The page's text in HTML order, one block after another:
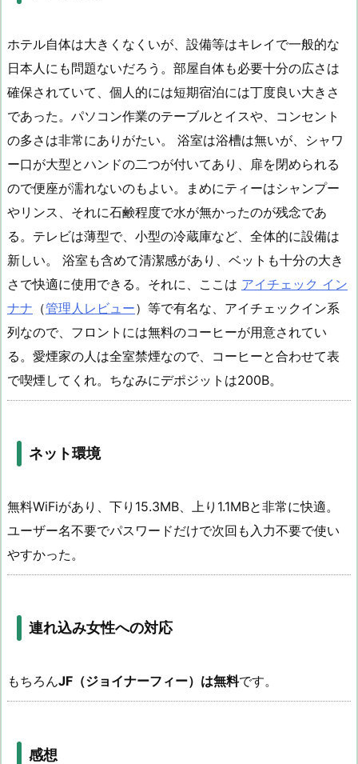
ホテル自体は大きくなくいが、設備等はキレイで一般的な
日本人にも問題ないだろう。部屋自体も必要十分の広さは
確保されていて、個人的には短期宿泊には丁度良い大きさ
であった。パソコン作業のテーブルとイスや、コンセント
の多さは非常にありがたい。 浴室は浴槽は無いが、シャワ
ー口が大型とハンドの二つが付いてあり、扉を閉められる
ので便座が濡れないのもよい。まめにティーはシャンプー
やリンス、それに石鹸程度で水が無かったのが残念であ
る。テレビは薄型で、小型の冷蔵庫など、全体的に設備は
新しい。 浴室も含めて清潔感があり、ベットも十分の大き
さで快適に使用できる。それに、ここは アイチェック イン
ナナ （管理人レビュー）等で有名な、アイチェックイン系
列なので、フロントには無料のコーヒーが用意されてい
る。愛煙家の人は全室禁煙なので、コーヒーと合わせて表
で喫煙してくれ。ちなみにデポジットは200B。
ネット環境
無料WiFiがあり、下り15.3MB、上り1.1MBと非常に快適。
ユーザー名不要でパスワードだけで次回も入力不要で使い
やすかった。
連れ込み女性への対応
もちろんJF（ジョイナーフィー）は無料です。
感想